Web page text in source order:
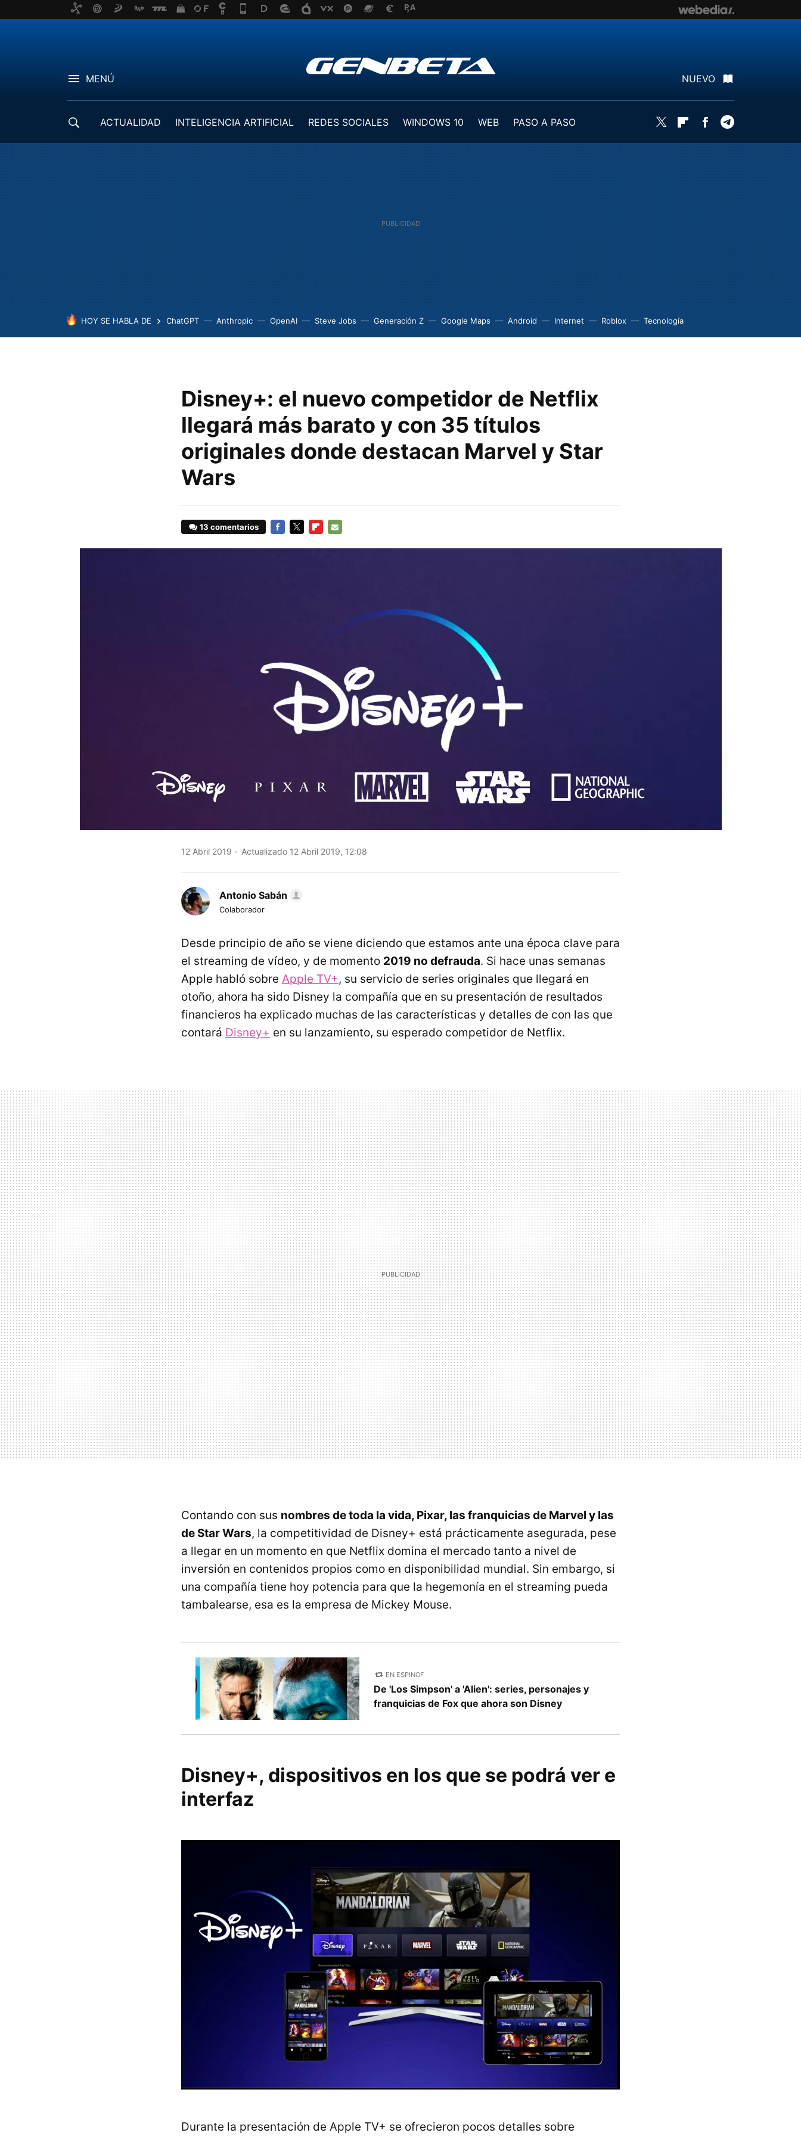
MENÚ NUEVO
ACTUALIDAD INTELIGENCIA ARTIFICIAL REDES SOCIALES WINDOWS 10 WEB
PASO A PASO
Twitter FlipboardFacebook
HOY SE HABLA DE ChatGPT Anthropic OpenAI Steve Jobs Generación Z Google Maps Android Internet Roblox Tecnología
Disney+: el nuevo competidor de Netflix
llegará más barato y con 35 títulos
originales donde destacan Marvel y Star
Wars
13 comentarios
12 Abril 2019 Actualizado 12 Abril 2019, 12:08
Antonio Sabán
Colaborador
Desde principio de año se viene diciendo que estamos ante una época clave para
el streaming de vídeo, y de momento 2019 no defrauda. Si hace unas semanas
Apple habló sobre Apple TV+, su servicio de series originales que llegará en
otoño, ahora ha sido Disney la compañía que en su presentación de resultados
financieros ha explicado muchas de las características y detalles de con las que
contará Disney+ en su lanzamiento, su esperado competidor de Netflix.
Contando con sus nombres de toda la vida, Pixar, las franquicias de Marvel y las
de Star Wars, la competitividad de Disney+ está prácticamente asegurada, pese
a llegar en un momento en que Netflix domina el mercado tanto a nivel de
inversión en contenidos propios como en disponibilidad mundial. Sin embargo, si
una compañía tiene hoy potencia para que la hegemonía en el streaming pueda
tambalearse, esa es la empresa de Mickey Mouse.
EN ESPINOF
De 'Los Simpson' a 'Alien': series, personajes y
franquicias de Fox que ahora son Disney
Disney+, dispositivos en los que se podrá ver e
interfaz
Durante la presentación de Apple TV+ se ofrecieron pocos detalles sobre